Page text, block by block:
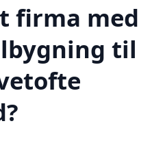
firma med
til